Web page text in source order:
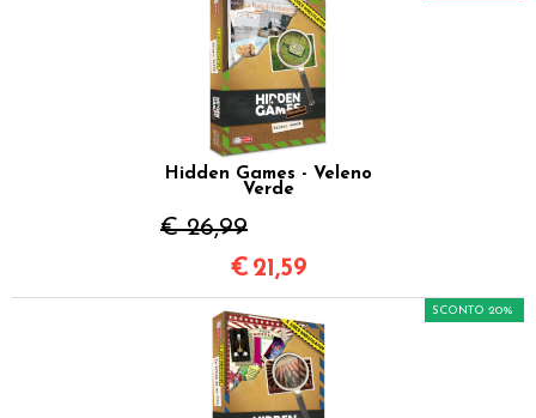
Hidden Games - Veleno
Verde
€ 26,99
€ 21,59
SCONTO 20%